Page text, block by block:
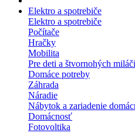
Elektro a spotrebiče
Elektro a spotrebiče
Počítače
Hračky
Mobilita
Pre deti a štvornohých
Domáce potreby
Záhrada
Náradie
Nábytok a zariadenie
Domácnosť
Fotovoltika